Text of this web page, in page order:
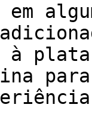
em
à